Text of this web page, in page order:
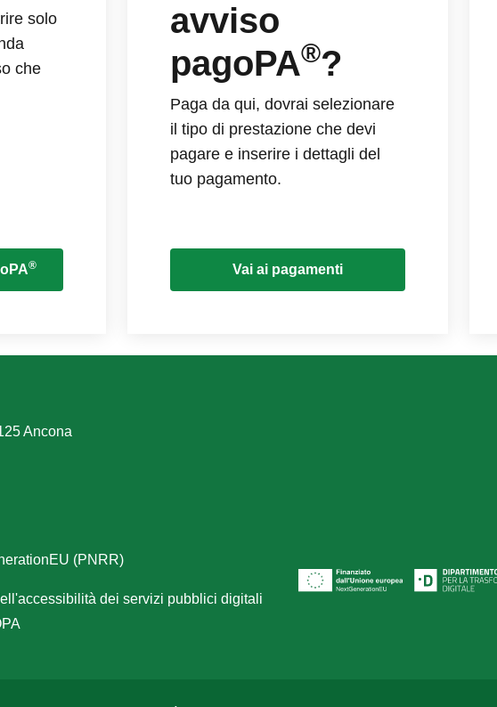
solo
che
®
avviso
pagoPA®?
Paga da qui, dovrai selezionare
il tipo di prestazione che devi
pagare e inserire i dettagli del
tuo pagamento.
Vai ai pagamenti
Ancona
(PNRR)
dei servizi pubblici digitali